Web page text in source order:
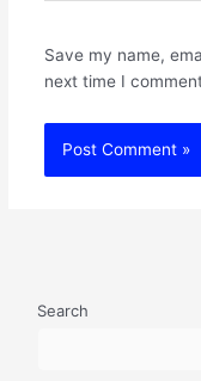
Save my name,
next time I
Search